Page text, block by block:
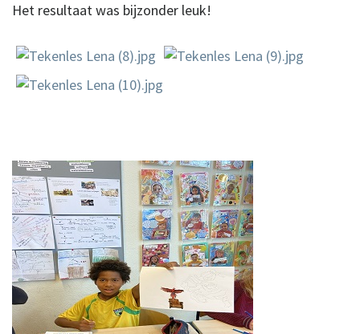
Het resultaat was bijzonder leuk!